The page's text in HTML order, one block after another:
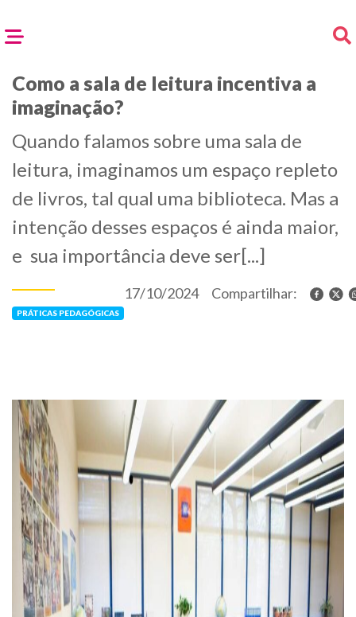
Como a sala de leitura incentiva a
imaginação?
Quando falamos sobre uma sala de
leitura, imaginamos um espaço repleto
de livros, tal qual uma biblioteca. Mas a
intenção desses espaços é ainda maior,
e sua importância deve ser[...]
PRÁTICAS PEDAGÓGICAS
17/10/2024 Compartilhar: